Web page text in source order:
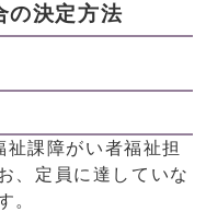
の決定方法
課障がい者福祉担
、定員に達していな
。